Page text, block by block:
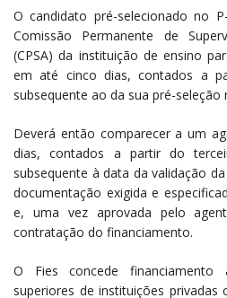
O candidato pré-selecionado no
Comissão Permanente de
(CPSA) da instituição de ensino
em até cinco dias, contados a
subsequente ao da sua pré-seleção
Deverá então comparecer a um
dias, contados a partir do
subsequente à data da validação
documentação exigida e
e, uma vez aprovada pelo
contratação do financiamento.
O Fies concede
superiores de instituições privadas